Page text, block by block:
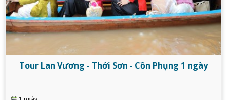
Tour Lan Vương - Thới Sơn - Cồn Phụng 1 ngày